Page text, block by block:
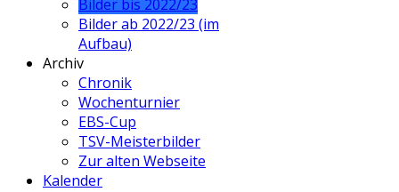
Bilder bis 2022/23
Bilder ab 2022/23 (im
Aufbau)
Archiv
Chronik
Wochenturnier
EBS-Cup
TSV-Meisterbilder
Zur alten Webseite
Kalender